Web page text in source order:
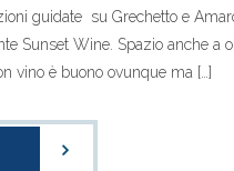
guidate su Grechetto e
Sunset Wine. Spazio anche a
vino è buono ovunque ma […]